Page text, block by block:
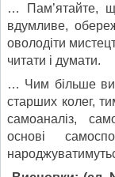
… Пам’ятайте,
вдумливе,
оволодіти
читати і думати.
… Чим більше ви
старших колег,
самоаналіз,
основі